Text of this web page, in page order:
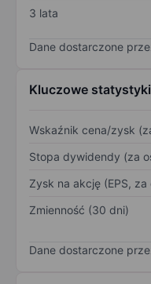
3 lata
Dane dostarczone
Kluczowe statystyki
Wskaźnik cena/zysk
Stopa dywidendy (za
Zysk na akcję (EPS,
Zmienność (30 dni)
Dane dostarczone